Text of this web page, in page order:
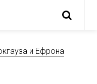
и Ефрона